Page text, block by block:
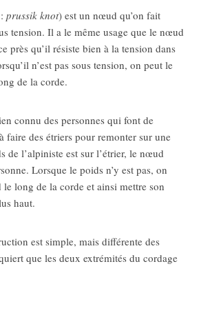
prussik knot) est un nœud qu’on fait
tension. Il a le même usage que le nœud
près qu’il résiste bien à la tension dans
n’est pas sous tension, on peut le
de la corde.
connu des personnes qui font de
faire des étriers pour remonter sur une
de l’alpiniste est sur l’étrier, le nœud
Lorsque le poids n’y est pas, on
long de la corde et ainsi mettre son
haut.
est simple, mais différente des
que les deux extrémités du cordage